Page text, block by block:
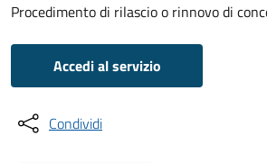
Procedimento di rilascio o rinnovo di
Accedi al servizio
Condividi